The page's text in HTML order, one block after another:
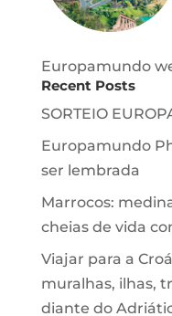
Europamundo
Recent Posts
SORTEIO
Europamundo
ser lembrada
Marrocos:
cheias de vida
Viajar para a
muralhas, ilhas,
diante do